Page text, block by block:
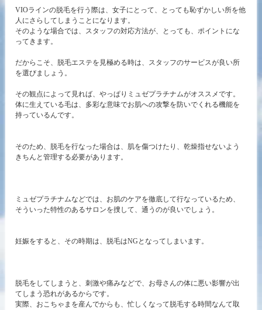
VIOラインの脱毛を行う際は、女子にとって、とっても恥ずかしい所を他
人にさらしてしまうことになります。
そのような場合では、スタッフの対応方法が、とっても、ポイントにな
ってきます。
だからこそ、脱毛エステを見極める時は、スタッフのサービスが良い所
を選びましょう。
その観点によって見れば、やっぱりミュゼプラチナムがオススメです。
体に生えている毛は、多彩な意味でお肌への攻撃を防いでくれる機能を
持っているんです。
そのため、脱毛を行なった場合は、肌を傷つけたり、乾燥指せないよう
きちんと管理する必要があります。
ミュゼプラチナムなどでは、お肌のケアを徹底して行なっているため、
そういった特性のあるサロンを捜して、通うのが良いでしょう。
妊娠をすると、その時期は、脱毛はNGとなってしまいます。
脱毛をしてしまうと、刺激や痛みなどで、お母さんの体に悪い影響が出
てしまう恐れがあるからです。
実際、おこちゃまを産んでからも、忙しくなって脱毛する時間なんて取